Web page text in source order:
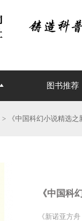
图书推荐
> 《中国科幻小说精选之
《中国科
《新诺亚方